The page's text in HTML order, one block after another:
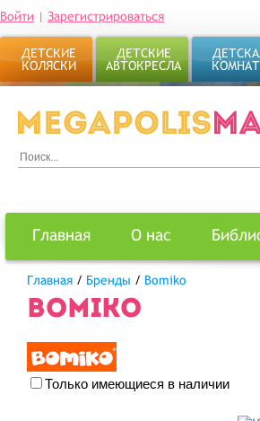
Войти | Зарегистрироваться
ДЕТСКИЕ
КОЛЯСКИ
ДЕТСКИЕ
АВТОКРЕСЛА
Главная О нас
Главная / Бренды / Bomiko
BOMIKO
Только имеющиеся в наличии